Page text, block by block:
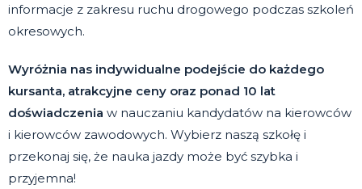
informacje z zakresu ruchu drogowego podczas szkoleń
okresowych.
Wyróżnia nas indywidualne podejście do każdego
kursanta, atrakcyjne ceny oraz ponad 10 lat
doświadczenia w nauczaniu kandydatów na kierowców
i kierowców zawodowych. Wybierz naszą szkołę i
przekonaj się, że nauka jazdy może być szybka i
przyjemna!